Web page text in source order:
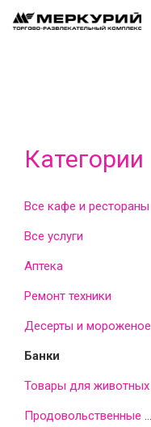
Категории
Все кафе и рестораны
Все услуги
Аптека
Ремонт техники
Десерты и мороженое
Банки
Товары для животных